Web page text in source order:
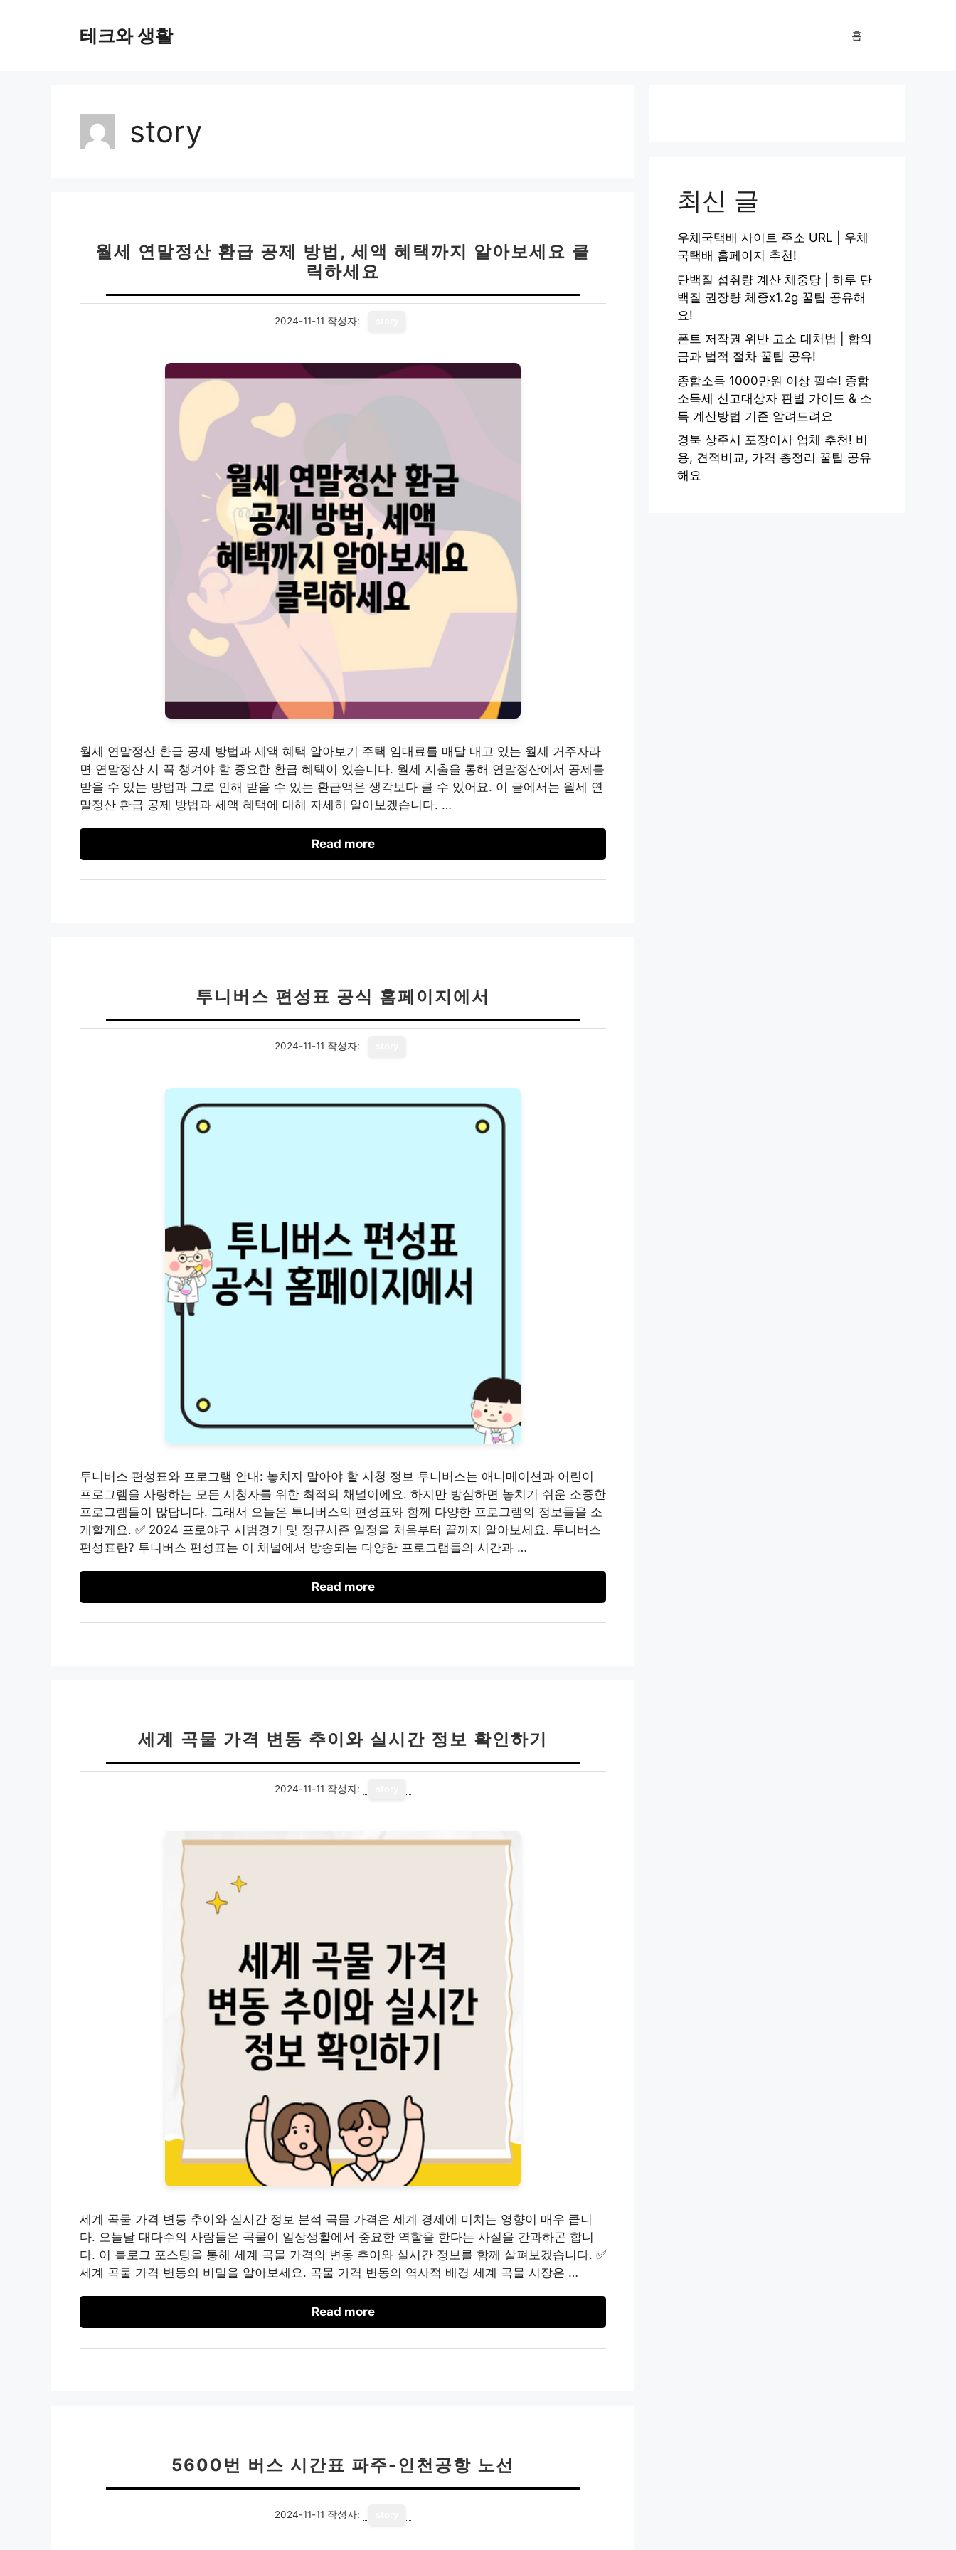
테크와 생활 홈
story
월세 연말정산 환급 공제 방법, 세액 혜택까지 알아보세요 클
릭하세요
2024-11-11 작성자:
월세 연말정산 환급 공제 방법과 세액 혜택 알아보기 주택 임대료를 매달 내고 있는 월세 거주자라
면 연말정산 시 꼭 챙겨야 할 중요한 환급 혜택이 있습니다. 월세 지출을 통해 연말정산에서 공제를
받을 수 있는 방법과 그로 인해 받을 수 있는 환급액은 생각보다 클 수 있어요. 이 글에서는 월세 연
말정산 환급 공제 방법과 세액 혜택에 대해 자세히 알아보겠습니다. …
Read more
투니버스 편성표 공식 홈페이지에서
2024-11-11 작성자:
투니버스 편성표와 프로그램 안내: 놓치지 말아야 할 시청 정보 투니버스는 애니메이션과 어린이
프로그램을 사랑하는 모든 시청자를 위한 최적의 채널이에요. 하지만 방심하면 놓치기 쉬운 소중한
프로그램들이 많답니다. 그래서 오늘은 투니버스의 편성표와 함께 다양한 프로그램의 정보들을 소
개할게요. ✅ 2024 프로야구 시범경기 및 정규시즌 일정을 처음부터 끝까지 알아보세요. 투니버스
편성표란? 투니버스 편성표는 이 채널에서 방송되는 다양한 프로그램들의 시간과 …
Read more
세계 곡물 가격 변동 추이와 실시간 정보 확인하기
2024-11-11 작성자:
세계 곡물 가격 변동 추이와 실시간 정보 분석 곡물 가격은 세계 경제에 미치는 영향이 매우 큽니
다. 오늘날 대다수의 사람들은 곡물이 일상생활에서 중요한 역할을 한다는 사실을 간과하곤 합니
다. 이 블로그 포스팅을 통해 세계 곡물 가격의 변동 추이와 실시간 정보를 함께 살펴보겠습니다. ✅
세계 곡물 가격 변동의 비밀을 알아보세요. 곡물 가격 변동의 역사적 배경 세계 곡물 시장은 …
Read more
5600번 버스 시간표 파주-인천공항 노선
2024-11-11 작성자:
최신 글
우체국택배 사이트 주소 URL | 우체
국택배 홈페이지 추천!
단백질 섭취량 계산 체중당 | 하루 단
백질 권장량 체중x1.2g 꿀팁 공유해
요!
폰트 저작권 위반 고소 대처법 | 합의
금과 법적 절차 꿀팁 공유!
종합소득 1000만원 이상 필수! 종합
소득세 신고대상자 판별 가이드 & 소
득 계산방법 기준 알려드려요
경북 상주시 포장이사 업체 추천! 비
용, 견적비교, 가격 총정리 꿀팁 공유
해요